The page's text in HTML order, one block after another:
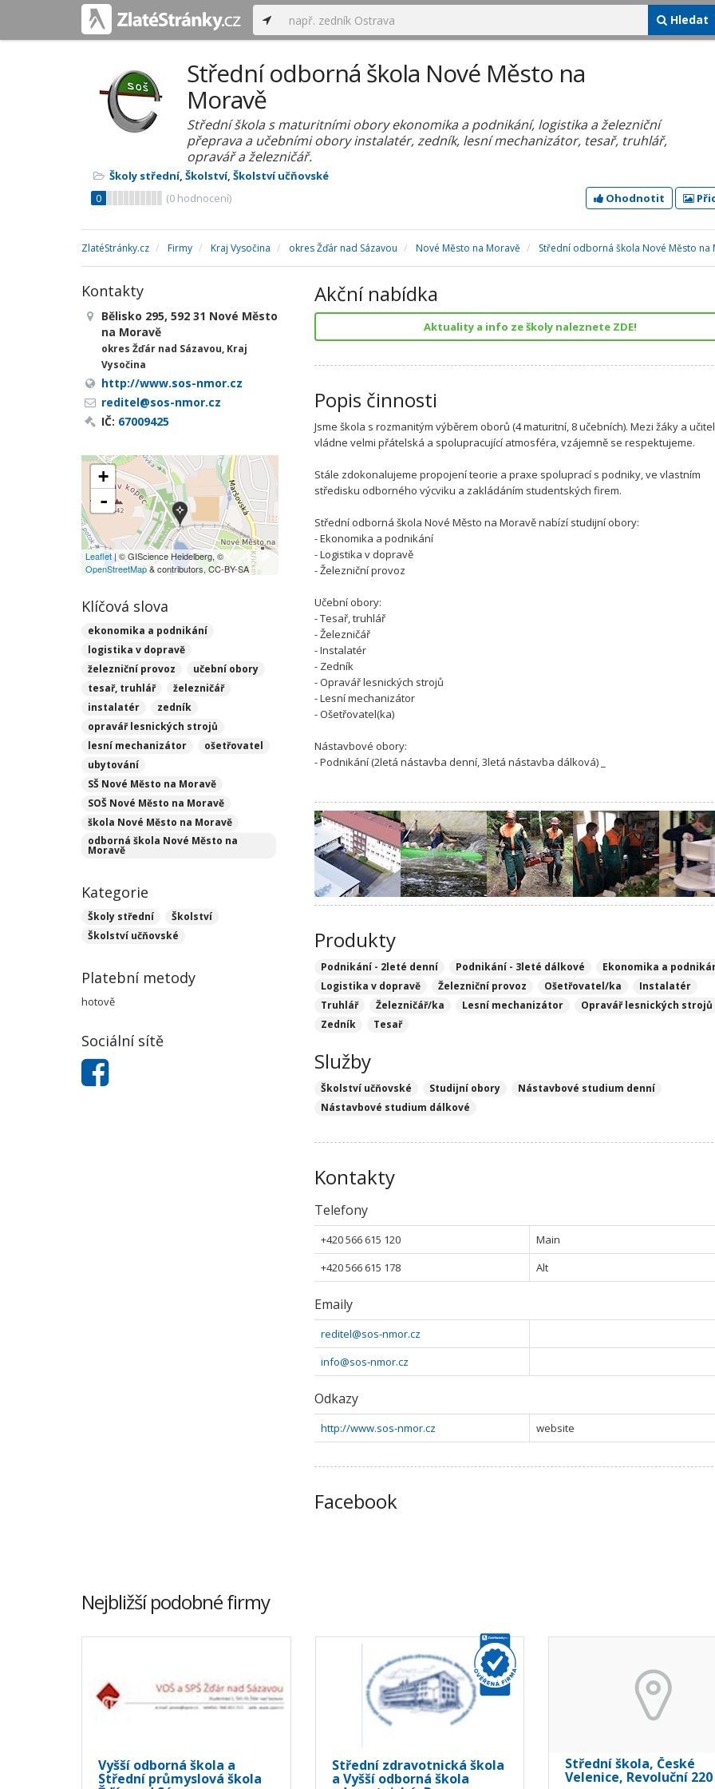
Hledat
Střední odborná škola Nové Město na
Moravě
Střední škola s maturitními obory ekonomika a podnikání, logistika a železniční
přeprava a učebními obory instalatér, zedník, lesní mechanizátor, tesař, truhlář,
opravář a železničář.
Školy střední, Školství, Školství učňovské
0
(0 hodnocení) Ohodnotit
ZlatéStránky.cz Firmy Kraj Vysočina okres Žďár nad Sázavou Nové Město na Moravě Střední odborná škola Nové Město na
Akční nabídka
Aktuality a info ze školy naleznete ZDE!
Popis činnosti
Jsme škola s rozmanitým výběrem oborů (4 maturitní, 8 učebních). Mezi žáky a
vládne velmi přátelská a spolupracující atmosféra, vzájemně se respektujeme.
Stále zdokonalujeme propojení teorie a praxe spoluprací s podniky, ve vlastním
středisku odborného výcviku a zakládáním studentských firem.
Střední odborná škola Nové Město na Moravě nabízí studijní obory:
- Ekonomika a podnikání
- Logistika v dopravě
- Železniční provoz
Učební obory:
- Tesař, truhlář
- Železničář
- Instalatér
- Zedník
- Opravář lesnických strojů
- Lesní mechanizátor
- Ošetřovatel(ka)
Nástavbové obory:
- Podnikání (2letá nástavba denní, 3letá nástavba dálková) _
Produkty
Podnikání - 2leté denní Podnikání - 3leté dálkové
Ekonomika a
Logistika v dopravě
Železniční provoz Ošetřovatel/ka
Instalatér
Truhlář
Železničář/ka Lesní mechanizátor
Opravář lesnických strojů
Zedník
Tesař
Služby
Školství učňovské Studijní obory
Nástavbové studium denní
Nástavbové studium dálkové
Kontakty
Telefony
+420 566 615 120
Main
+420 566 615 178
Alt
Emaily
reditel@sos-nmor.cz
info@sos-nmor.cz
Odkazy
http://www.sos-nmor.cz website
Facebook
Kontakty
Bělisko 295, 592 31 Nové Město
na Moravě
okres Žďár nad Sázavou, Kraj
Vysočina
http://www.sos-nmor.cz
reditel@sos-nmor.cz
IČ: 67009425
+
-
Leaflet| © GIScience Heidelberg, ©
OpenStreetMap& contributors, CC-BY-SA
Klíčová slova
ekonomika a podnikání
logistika v dopravě
železniční provoz
učební obory
tesař, truhlář
železničář
instalatér
zedník
opravář lesnických strojů
lesní mechanizátor
ošetřovatel
ubytování
SŠ Nové Město na Moravě
SOŠ Nové Město na Moravě
škola Nové Město na Moravě
odborná škola Nové Město na
Moravě
Kategorie
Školy střední
Školství
Školství učňovské
Platební metody
hotově
Sociální sítě
Nejbližší podobné firmy
Vyšší odborná škola a
Střední průmyslová škola
Střední zdravotnická škola
a Vyšší odborná škola
Střední škola, České
Velenice, Revoluční 220